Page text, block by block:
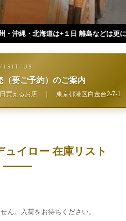
どは更に+ となります。）
US
（要ご予約）のご案内
買えるお店｜ 東京都港区白金台2-7-1
ュイロー 在庫リスト
ん。入荷をお待ちください。